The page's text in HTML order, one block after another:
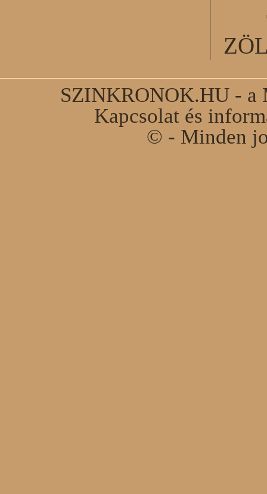
SZINKRONOK.HU - a
Kapcsolat és
© - Minden